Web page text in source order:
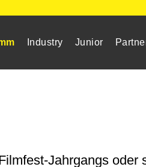
Industry Junior
Jahrgangs oder